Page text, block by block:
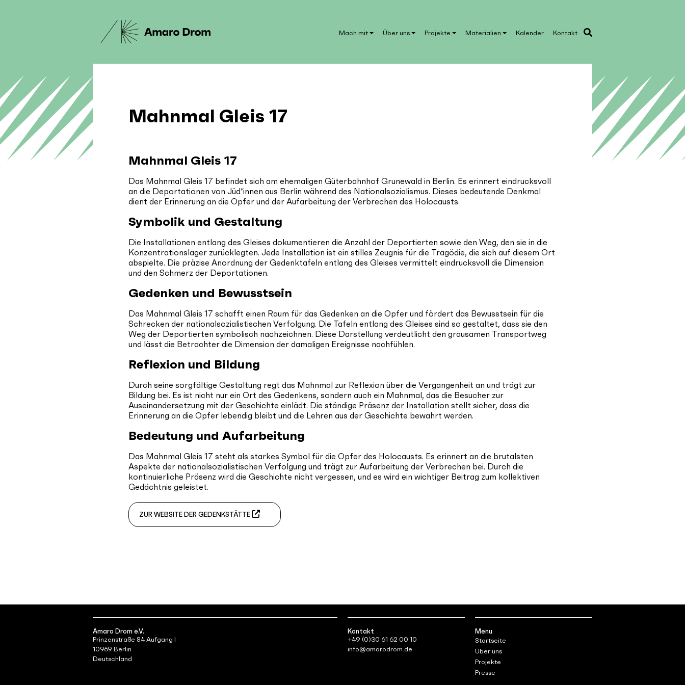
Mach mit Über uns Projekte Materialien Kalender Kontakt
Mahnmal Gleis 17
Mahnmal Gleis 17
Das Mahnmal Gleis 17 befindet sich am ehemaligen Güterbahnhof Grunewald in Berlin. Es erinnert eindrucksvoll
an die Deportationen von Jüd*innen aus Berlin während des Nationalsozialismus. Dieses bedeutende Denkmal
dient der Erinnerung an die Opfer und der Aufarbeitung der Verbrechen des Holocausts.
Symbolik und Gestaltung
Die Installationen entlang des Gleises dokumentieren die Anzahl der Deportierten sowie den Weg, den sie in die
Konzentrationslager zurücklegten. Jede Installation ist ein stilles Zeugnis für die Tragödie, die sich auf diesem Ort
abspielte. Die präzise Anordnung der Gedenktafeln entlang des Gleises vermittelt eindrucksvoll die Dimension
und den Schmerz der Deportationen.
Gedenken und Bewusstsein
Das Mahnmal Gleis 17 schafft einen Raum für das Gedenken an die Opfer und fördert das Bewusstsein für die
Schrecken der nationalsozialistischen Verfolgung. Die Tafeln entlang des Gleises sind so gestaltet, dass sie den
Weg der Deportierten symbolisch nachzeichnen. Diese Darstellung verdeutlicht den grausamen Transportweg
und lässt die Betrachter die Dimension der damaligen Ereignisse nachfühlen.
Reflexion und Bildung
Durch seine sorgfältige Gestaltung regt das Mahnmal zur Reflexion über die Vergangenheit an und trägt zur
Bildung bei. Es ist nicht nur ein Ort des Gedenkens, sondern auch ein Mahnmal, das die Besucher zur
Auseinandersetzung mit der Geschichte einlädt. Die ständige Präsenz der Installation stellt sicher, dass die
Erinnerung an die Opfer lebendig bleibt und die Lehren aus der Geschichte bewahrt werden.
Bedeutung und Aufarbeitung
Das Mahnmal Gleis 17 steht als starkes Symbol für die Opfer des Holocausts. Es erinnert an die brutalsten
Aspekte der nationalsozialistischen Verfolgung und trägt zur Aufarbeitung der Verbrechen bei. Durch die
kontinuierliche Präsenz wird die Geschichte nicht vergessen, und es wird ein wichtiger Beitrag zum kollektiven
Gedächtnis geleistet.
ZUR WEBSITE DER GEDENKSTÄTTE
Amaro Drom e.V.
Prinzenstraße 84 Aufgang I
10969 Berlin
Deutschland
Kontakt
+49 (0)30 61 62 00 10
info@amarodrom.de
Menu
Startseite
Über uns
Projekte
Presse